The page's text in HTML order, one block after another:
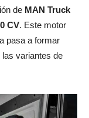
de MAN Truck
CV. Este motor
pasa a formar
variantes de